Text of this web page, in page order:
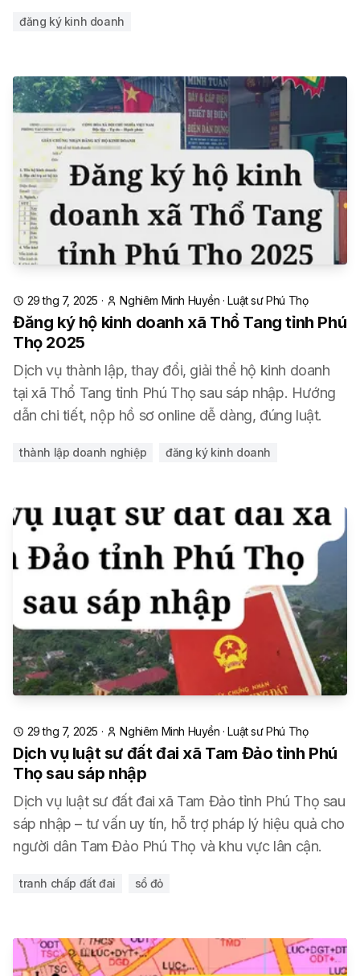
đăng ký kinh doanh
29 thg 7, 2025 · Nghiêm Minh Huyền ·Luật sư Phú Thọ
Đăng ký hộ kinh doanh xã Thổ Tang tỉnh Phú
Thọ 2025
Dịch vụ thành lập, thay đổi, giải thể hộ kinh doanh
tại xã Thổ Tang tỉnh Phú Thọ sau sáp nhập. Hướng
dẫn chi tiết, nộp hồ sơ online dễ dàng, đúng luật.
thành lập doanh nghiệp đăng ký kinh doanh
29 thg 7, 2025 · Nghiêm Minh Huyền ·Luật sư Phú Thọ
Dịch vụ luật sư đất đai xã Tam Đảo tỉnh Phú
Thọ sau sáp nhập
Dịch vụ luật sư đất đai xã Tam Đảo tỉnh Phú Thọ sau
sáp nhập – tư vấn uy tín, hỗ trợ pháp lý hiệu quả cho
người dân Tam Đảo Phú Thọ và khu vực lân cận.
tranh chấp đất đai sổ đỏ